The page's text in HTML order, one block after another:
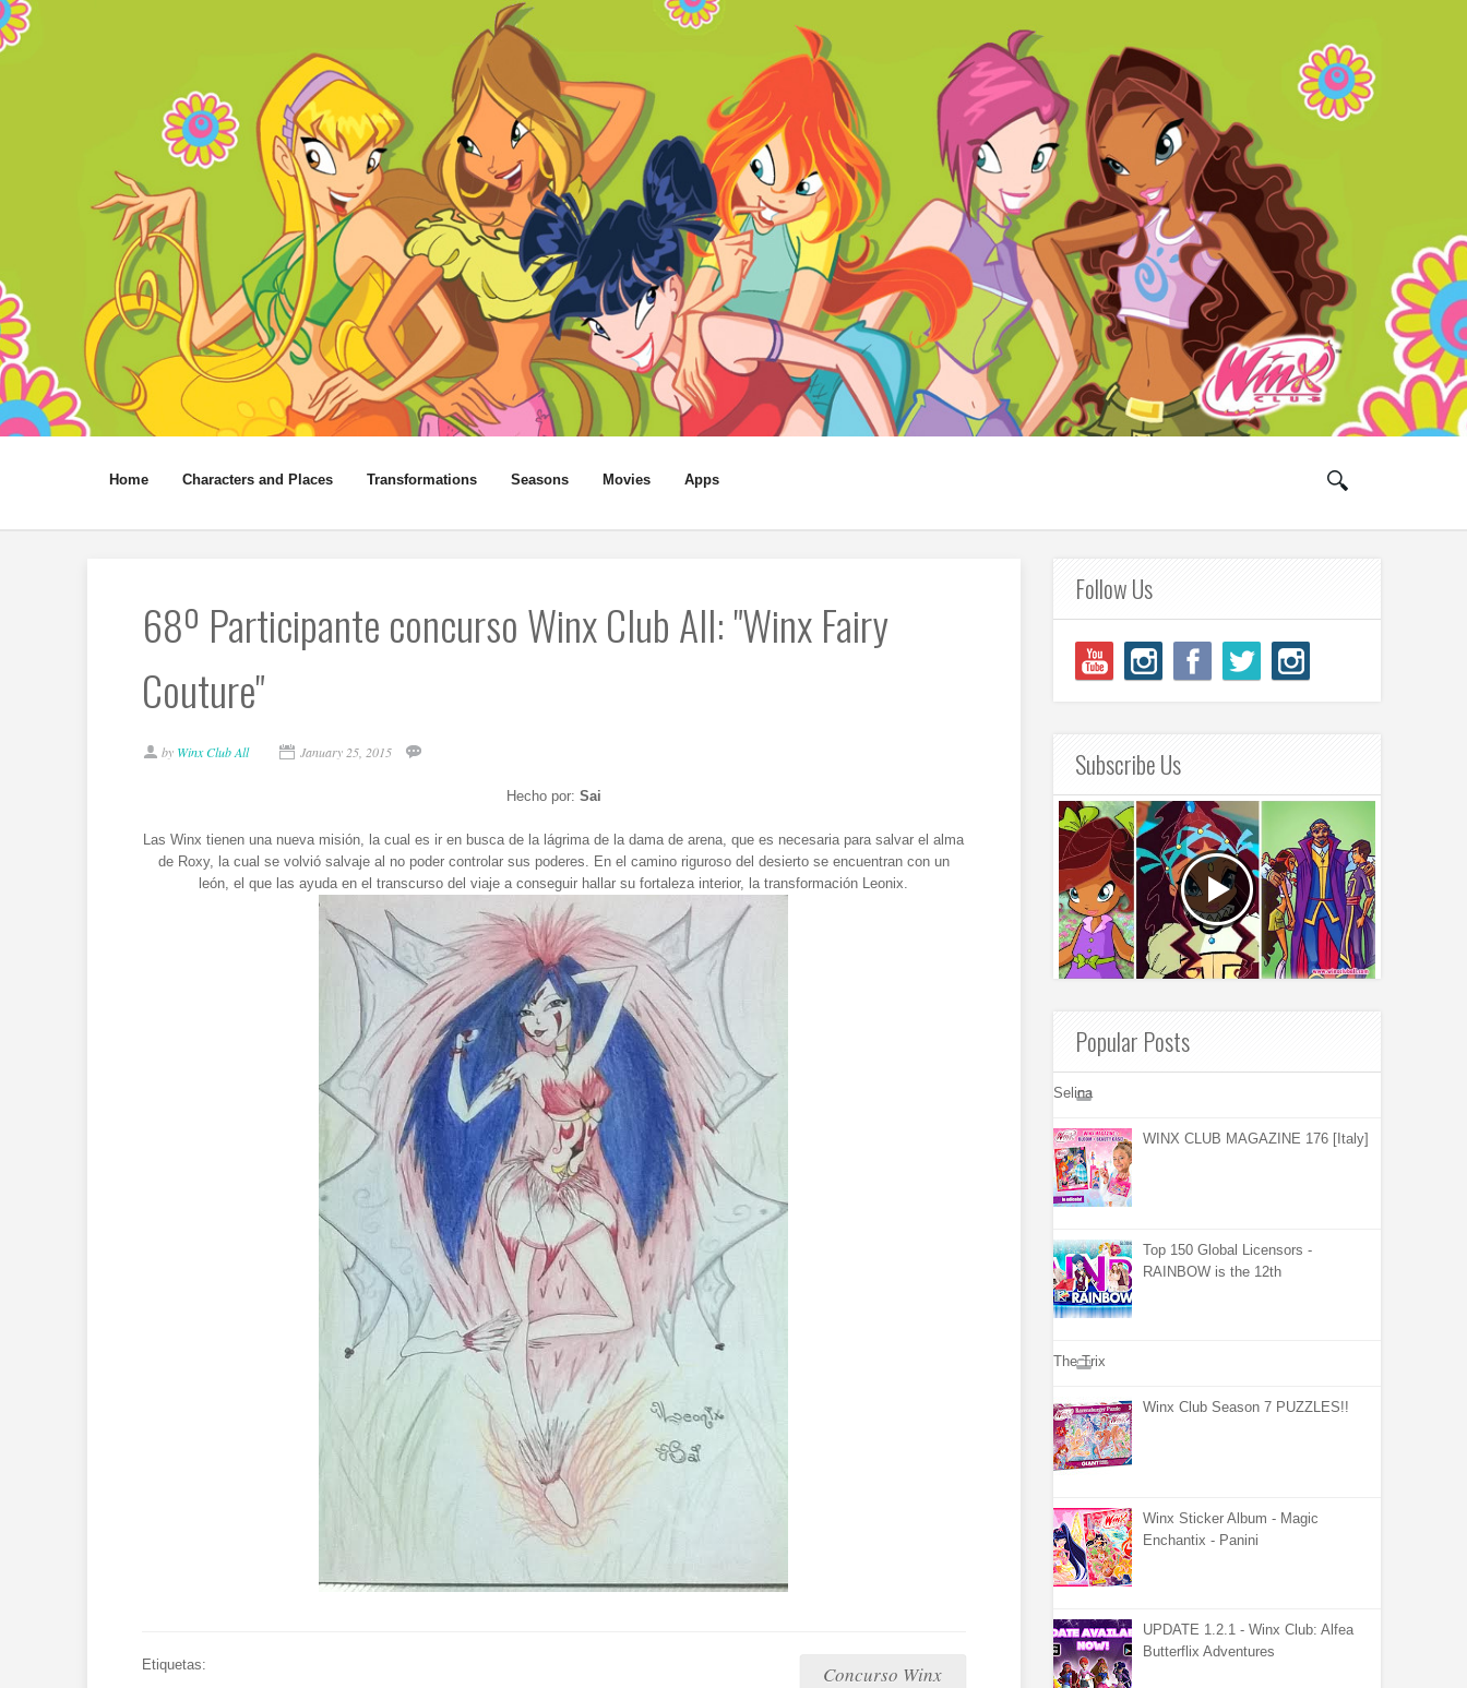
Home Characters and Places Transformations Seasons Movies Apps
68º Participante concurso Winx Club All: "Winx Fairy
Couture"
by Winx Club All January 25, 2015
Hecho por: Sai
Las Winx tienen una nueva misión, la cual es ir en busca de la lágrima de la dama de arena, que es necesaria para salvar el alma
de Roxy, la cual se volvió salvaje al no poder controlar sus poderes. En el camino riguroso del desierto se encuentran con un
león, el que las ayuda en el transcurso del viaje a conseguir hallar su fortaleza interior, la transformación Leonix.
Etiquetas:
Concurso Winx
Follow Us
Subscribe Us
Popular Posts
Selina
WINX CLUB MAGAZINE 176 [Italy]
Top 150 Global Licensors -
RAINBOW is the 12th
The Trix
Winx Club Season 7 PUZZLES!!
Winx Sticker Album - Magic
Enchantix - Panini
UPDATE 1.2.1 - Winx Club: Alfea
Butterflix Adventures